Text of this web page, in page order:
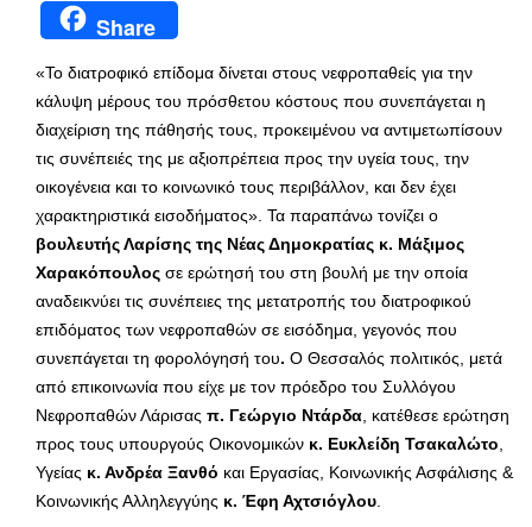
Share
«Το διατροφικό επίδομα δίνεται στους νεφροπαθείς για την
κάλυψη μέρους του πρόσθετου κόστους που συνεπάγεται η
διαχείριση της πάθησής τους, προκειμένου να αντιμετωπίσουν
τις συνέπειές της με αξιοπρέπεια προς την υγεία τους, την
οικογένεια και το κοινωνικό τους περιβάλλον, και δεν έχει
χαρακτηριστικά εισοδήματος». Τα παραπάνω τονίζει ο
βουλευτής Λαρίσης της Νέας Δημοκρατίας κ. Μάξιμος
Χαρακόπουλος σε ερώτησή του στη βουλή με την οποία
αναδεικνύει τις συνέπειες της μετατροπής του διατροφικού
επιδόματος των νεφροπαθών σε εισόδημα, γεγονός που
συνεπάγεται τη φορολόγησή του. Ο Θεσσαλός πολιτικός, μετά
από επικοινωνία που είχε με τον πρόεδρο του Συλλόγου
Νεφροπαθών Λάρισας π. Γεώργιο Ντάρδα, κατέθεσε ερώτηση
προς τους υπουργούς Οικονομικών κ. Ευκλείδη Τσακαλώτο,
Υγείας κ. Ανδρέα Ξανθό και Εργασίας, Κοινωνικής Ασφάλισης &
Κοινωνικής Αλληλεγγύης κ. Έφη Αχτσιόγλου.